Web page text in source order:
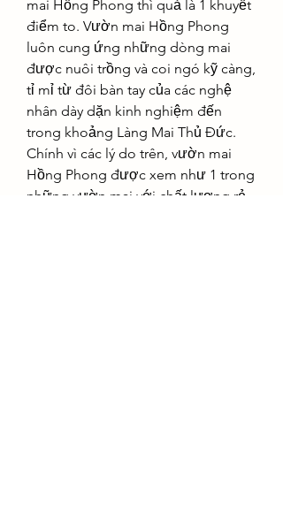
mai Hồng Phong thì quả là 1 khuyết
điểm to. Vườn mai Hồng Phong
luôn cung ứng những dòng mai
được nuôi trồng và coi ngó kỹ càng,
tỉ mỉ từ đôi bàn tay của các nghệ
nhân dày dặn kinh nghiệm đến
trong khoảng Làng Mai Thủ Đức.
Chính vì các lý do trên, vườn mai
Hồng Phong được xem như 1 trong
những vườn mai với chất lượng rẻ